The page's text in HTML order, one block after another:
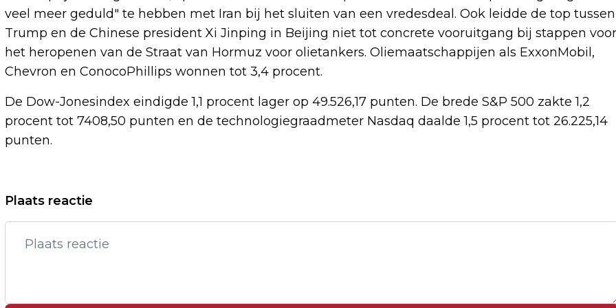
veel meer geduld" te hebben met Iran bij het sluiten van een vredesdeal. Ook leidde de top tussen
Trump en de Chinese president Xi Jinping in Beijing niet tot concrete vooruitgang bij stappen voor
het heropenen van de Straat van Hormuz voor olietankers. Oliemaatschappijen als ExxonMobil,
Chevron en ConocoPhillips wonnen tot 3,4 procent.
De Dow-Jonesindex eindigde 1,1 procent lager op 49.526,17 punten. De brede S&P 500 zakte 1,2
procent tot 7408,50 punten en de technologiegraadmeter Nasdaq daalde 1,5 procent tot 26.225,14
punten.
Vorig artikel
PRINS WILLIAM NAAR FINALE VAN FA
CUP
MARIUS BORG HØIBY IN BEROEP TEGEN
Plaats reactie